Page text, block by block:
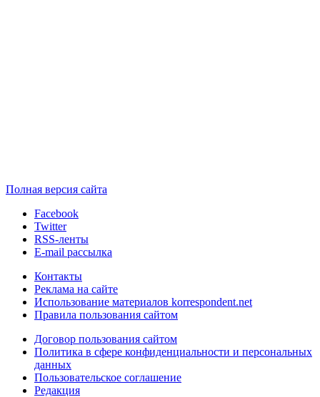
Полная версия сайта
Facebook
Twitter
RSS-ленты
E-mail рассылка
Контакты
Реклама на сайте
Использование материалов korrespondent.net
Правила пользования сайтом
Договор пользования сайтом
Политика в сфере конфиденциальности и персональных
данных
Пользовательское соглашение
Редакция